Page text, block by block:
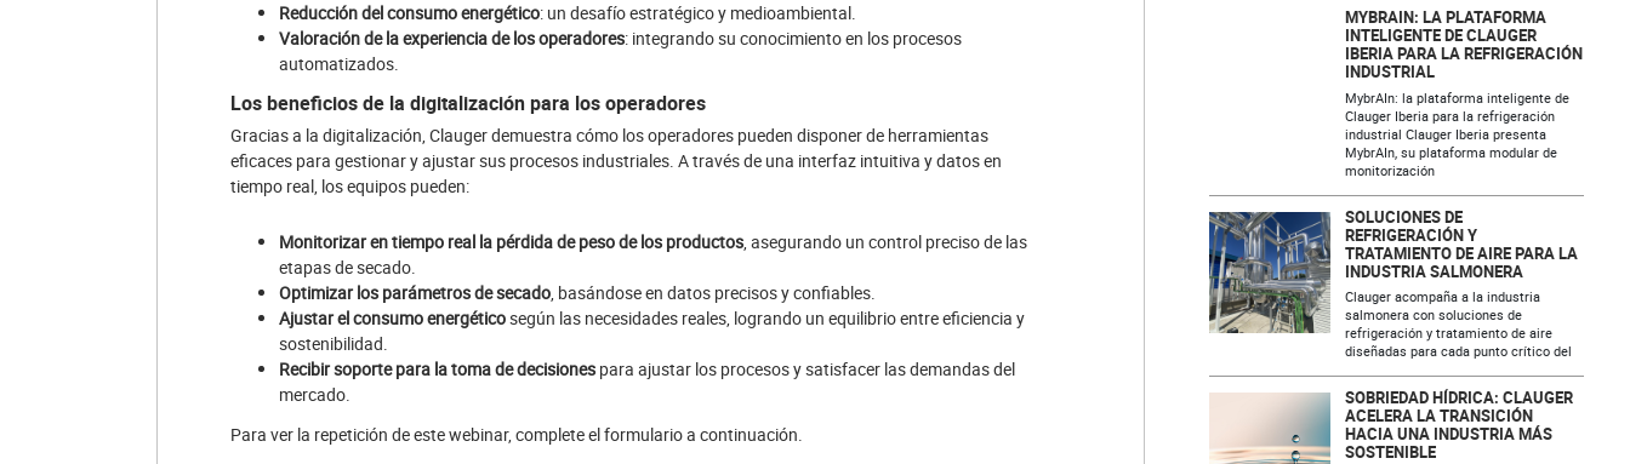
Reducción del consumo energético: un desafío estratégico y medioambiental.
Valoración de la experiencia de los operadores: integrando su conocimiento en los procesos
automatizados.
Los beneficios de la digitalización para los operadores
Gracias a la digitalización, Clauger demuestra cómo los operadores pueden disponer de herramientas
eficaces para gestionar y ajustar sus procesos industriales. A través de una interfaz intuitiva y datos en
tiempo real, los equipos pueden:
Monitorizar en tiempo real la pérdida de peso de los productos , asegurando un control preciso de las
etapas de secado.
Optimizar los parámetros de secado , basándose en datos precisos y confiables.
Ajustar el consumo energéticosegún las necesidades reales, logrando un equilibrio entre eficiencia y
sostenibilidad.
Recibir soporte para la toma de decisiones para ajustar los procesos y satisfacer las demandas del
mercado.
Para ver la repetición de este webinar, complete el formulario a continuación.
MYBRAIN: LA PLATAFORMA
INTELIGENTE DE CLAUGER
IBERIA PARA LA REFRIGERACIÓN
INDUSTRIAL
MybrAIn: la plataforma inteligente de
Clauger Iberia para la refrigeración
industrial Clauger Iberia presenta
MybrAIn, su plataforma modular de
monitorización
SOLUCIONES DE
REFRIGERACIÓN Y
TRATAMIENTO DE AIRE PARA LA
INDUSTRIA SALMONERA
Clauger acompaña a la industria
salmonera con soluciones de
refrigeración y tratamiento de aire
diseñadas para cada punto crítico del
SOBRIEDAD HÍDRICA: CLAUGER
ACELERA LA TRANSICIÓN
HACIA UNA INDUSTRIA MÁS
SOSTENIBLE